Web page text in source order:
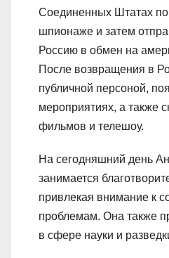
Соединенных Штатах
шпионаже и затем
Россию в обмен на
После возвращения в
публичной персоной,
мероприятиях, а также
фильмов и телешоу.
На сегодняшний день
занимается
привлекая внимание к
проблемам. Она также
в сфере науки и